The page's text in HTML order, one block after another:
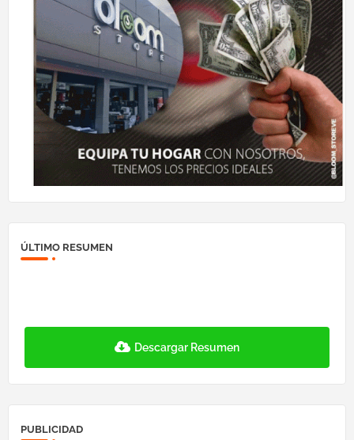
ÚLTIMO RESUMEN
Descargar Resumen
PUBLICIDAD